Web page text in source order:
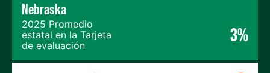
Nebraska
2025 Promedio
estatal en la Tarjeta
de evaluación
3%